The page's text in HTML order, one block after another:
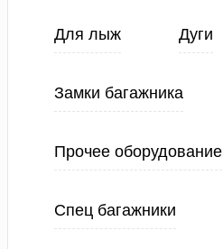
Для лыж Дуги
Замки багажника
Прочее оборудование
Спец багажники